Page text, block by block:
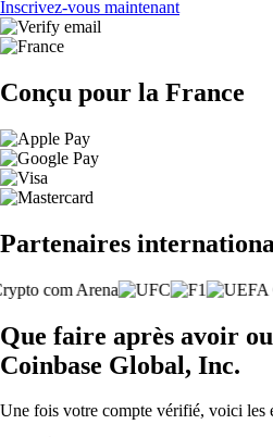
Inscrivez-vous maintenant
Conçu pour la France
Partenaires
Que faire après avoir
Coinbase Global, Inc.
Une fois votre compte vérifié, voici les